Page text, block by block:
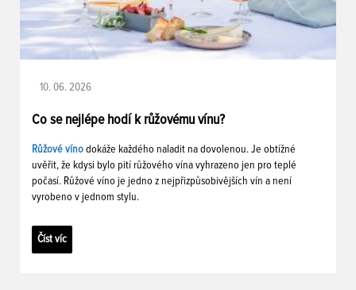
10. 06. 2026
Co se nejlépe hodí k růžovému vínu?
Růžové víno dokáže každého naladit na dovolenou. Je obtížné
uvěřit, že kdysi bylo pití růžového vína vyhrazeno jen pro teplé
počasí. Růžové víno je jedno z nejpřizpůsobivějších vín a není
vyrobeno v jednom stylu.
Číst víc